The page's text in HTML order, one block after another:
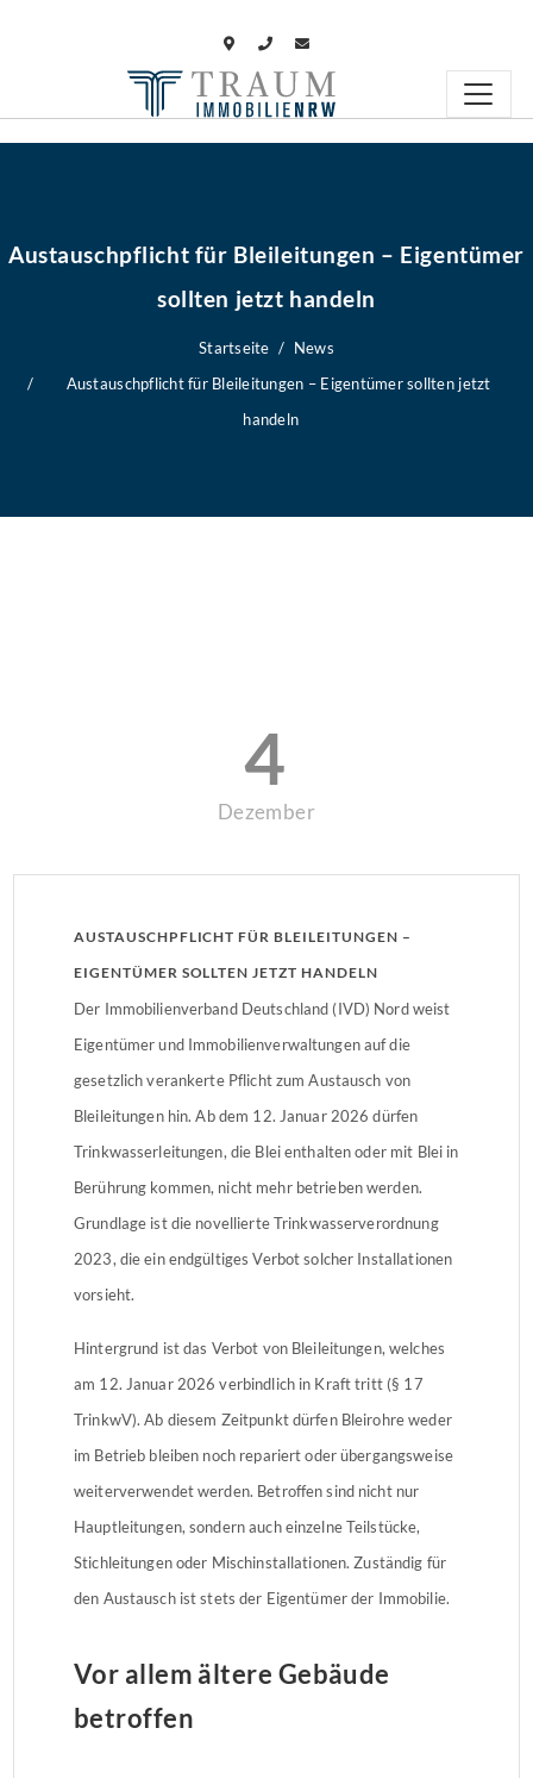
Austauschpflicht für Bleileitungen – Eigentümer
sollten jetzt handeln
Startseite
News
Austauschpflicht für Bleileitungen – Eigentümer sollten jetzt
handeln
4
Dezember
AUSTAUSCHPFLICHT FÜR BLEILEITUNGEN –
EIGENTÜMER SOLLTEN JETZT HANDELN
Der Immobilienverband Deutschland (IVD) Nord weist
Eigentümer und Immobilienverwaltungen auf die
gesetzlich verankerte Pflicht zum Austausch von
Bleileitungen hin. Ab dem 12. Januar 2026 dürfen
Trinkwasserleitungen, die Blei enthalten oder mit Blei in
Berührung kommen, nicht mehr betrieben werden.
Grundlage ist die novellierte Trinkwasserverordnung
2023, die ein endgültiges Verbot solcher Installationen
vorsieht.
Hintergrund ist das Verbot von Bleileitungen, welches
am 12. Januar 2026 verbindlich in Kraft tritt (§ 17
TrinkwV). Ab diesem Zeitpunkt dürfen Bleirohre weder
im Betrieb bleiben noch repariert oder übergangsweise
weiterverwendet werden. Betroffen sind nicht nur
Hauptleitungen, sondern auch einzelne Teilstücke,
Stichleitungen oder Mischinstallationen. Zuständig für
den Austausch ist stets der Eigentümer der Immobilie.
Vor allem ältere Gebäude
betroffen